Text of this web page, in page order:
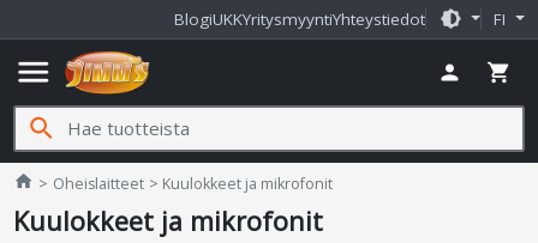
BlogiUKKYritysmyyntiYhteystiedot brightness_medium FI
menu person shopping_cart
search
home Jimms.fi
Oheislaitteet Kuulokkeet ja mikrofonit
Kuulokkeet ja mikrofonit